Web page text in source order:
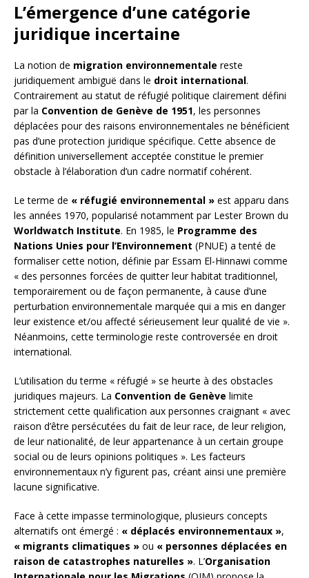
L’émergence d’une catégorie
juridique incertaine
La notion de migration environnementale reste
juridiquement ambiguë dans le droit international.
Contrairement au statut de réfugié politique clairement défini
par la Convention de Genève de 1951, les personnes
déplacées pour des raisons environnementales ne bénéficient
pas d’une protection juridique spécifique. Cette absence de
définition universellement acceptée constitue le premier
obstacle à l’élaboration d’un cadre normatif cohérent.
Le terme de « réfugié environnemental » est apparu dans
les années 1970, popularisé notamment par Lester Brown du
Worldwatch Institute. En 1985, le Programme des
Nations Unies pour l’Environnement (PNUE) a tenté de
formaliser cette notion, définie par Essam El-Hinnawi comme
« des personnes forcées de quitter leur habitat traditionnel,
temporairement ou de façon permanente, à cause d’une
perturbation environnementale marquée qui a mis en danger
leur existence et/ou affecté sérieusement leur qualité de vie ».
Néanmoins, cette terminologie reste controversée en droit
international.
L’utilisation du terme « réfugié » se heurte à des obstacles
juridiques majeurs. La Convention de Genève limite
strictement cette qualification aux personnes craignant « avec
raison d’être persécutées du fait de leur race, de leur religion,
de leur nationalité, de leur appartenance à un certain groupe
social ou de leurs opinions politiques ». Les facteurs
environnementaux n’y figurent pas, créant ainsi une première
lacune significative.
Face à cette impasse terminologique, plusieurs concepts
alternatifs ont émergé : « déplacés environnementaux »,
« migrants climatiques » ou « personnes déplacées en
raison de catastrophes naturelles ». L’Organisation